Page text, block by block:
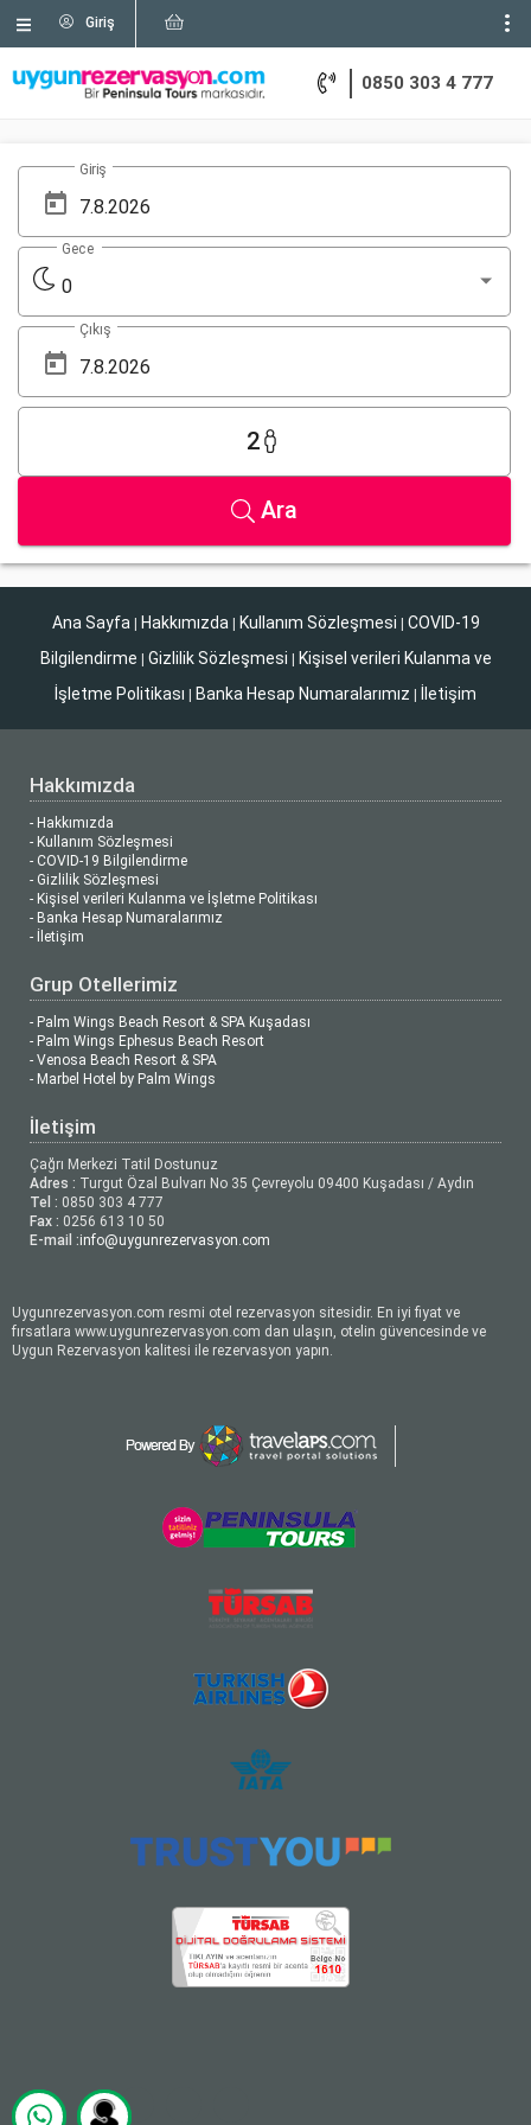
Giriş
0850 303 4 777
Giriş
0
Gece
Çıkış
2
Ara
Ana Sayfa | Hakkımızda | Kullanım Sözleşmesi | COVID-19
Bilgilendirme | Gizlilik Sözleşmesi | Kişisel verileri Kulanma ve
İşletme Politikası | Banka Hesap Numaralarımız | İletişim
Hakkımızda
- Hakkımızda
- Kullanım Sözleşmesi
- COVID-19 Bilgilendirme
- Gizlilik Sözleşmesi
- Kişisel verileri Kulanma ve İşletme Politikası
- Banka Hesap Numaralarımız
- İletişim
Grup Otellerimiz
- Palm Wings Beach Resort & SPA Kuşadası
- Palm Wings Ephesus Beach Resort
- Venosa Beach Resort & SPA
- Marbel Hotel by Palm Wings
İletişim
Çağrı Merkezi Tatil Dostunuz
Adres : Turgut Özal Bulvarı No 35 Çevreyolu 09400 Kuşadası / Aydın
Tel : 0850 303 4 777
Fax : 0256 613 10 50
E-mail :info@uygunrezervasyon.com
Uygunrezervasyon.com resmi otel rezervasyon sitesidir. En iyi fiyat ve
fırsatlara www.uygunrezervasyon.com dan ulaşın, otelin güvencesinde ve
Uygun Rezervasyon kalitesi ile rezervasyon yapın.